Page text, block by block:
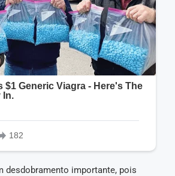
desdobramento importante, pois